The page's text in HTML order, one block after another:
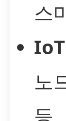
스
노
등